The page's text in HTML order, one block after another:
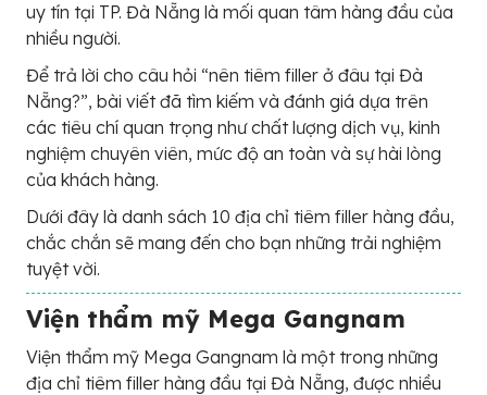
uy tín tại TP. Đà Nẵng là mối quan tâm hàng đầu của
nhiều người.
Để trả lời cho câu hỏi “nên tiêm filler ở đâu tại Đà
Nẵng?”, bài viết đã tìm kiếm và đánh giá dựa trên
các tiêu chí quan trọng như chất lượng dịch vụ, kinh
nghiệm chuyên viên, mức độ an toàn và sự hài lòng
của khách hàng.
Dưới đây là danh sách 10 địa chỉ tiêm filler hàng đầu,
chắc chắn sẽ mang đến cho bạn những trải nghiệm
tuyệt vời.
Viện thẩm mỹ Mega Gangnam
Viện thẩm mỹ Mega Gangnam là một trong những
địa chỉ tiêm filler hàng đầu tại Đà Nẵng, được nhiều